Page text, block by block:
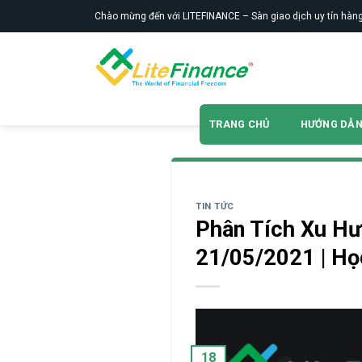
to
Chào mừng đến với LITEFINANCE – Sàn giao dịch uy tín
TRANG CHỦ HƯỚNG DẪN
TIN TỨC
Phân Tích Xu
21/05/2021 |
18